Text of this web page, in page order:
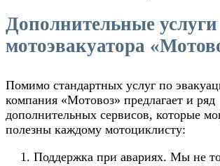
Дополнительные услуги
мотоэвакуатора
Помимо стандартных услуг по
компания «Мотовоз» предлагает и ряд
дополнительных сервисов, которые
полезны каждому мотоциклисту:
Поддержка при авариях. Мы не